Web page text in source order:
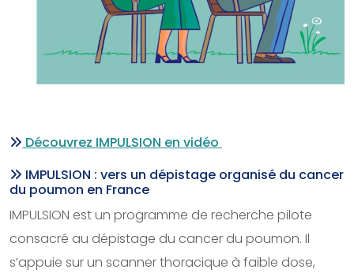
Découvrez IMPULSION en vidéo
IMPULSION : vers un dépistage organisé du cancer
du poumon en France
IMPULSION est un programme de recherche pilote
consacré au dépistage du cancer du poumon. Il
s’appuie sur un scanner thoracique à faible dose,